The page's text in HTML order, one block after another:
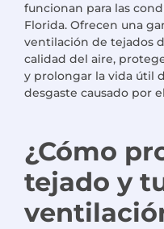
funcionan para las
Florida. Ofrecen una
ventilación de tejados
calidad del aire,
y prolongar la vida útil
desgaste causado por
¿Cómo
tejado y